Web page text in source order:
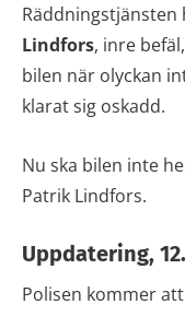
Lindfors, inre
bilen när olyckan
klarat sig oskadd.
Nu ska bilen inte
Patrik Lindfors.
Uppdatering,
Polisen kommer